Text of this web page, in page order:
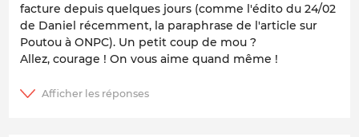
facture depuis quelques jours (comme l'édito du 24/02
de Daniel récemment, la paraphrase de l'article sur
Poutou à ONPC). Un petit coup de mou ?
Allez, courage ! On vous aime quand même !